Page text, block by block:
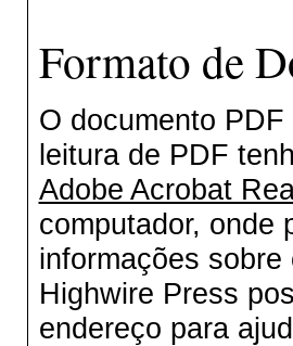
Formato de
O documento
leitura de PDF
Adobe Acrobat
computador, onde
informações
Highwire Press
endereço para